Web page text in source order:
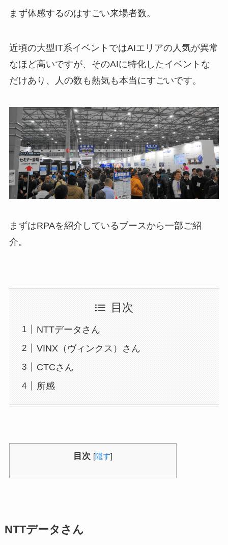
まず体感するのはすごい来場者数。
近頃の大型IT系イベントではAIエリアの人気が異常
なほど高いですが、そのAIに特化したイベントな
だけあり、人の数も熱気も本当にすごいです。
まずはRPAを紹介しているブースから一部ご紹
介。
目次
NTTデータさん
VINX（ヴィンクス）さん
CTCさん
所感
目次 [隠す]
NTTデータさん